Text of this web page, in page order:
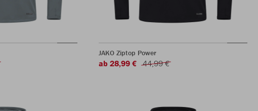
JAKO Ziptop Power
ab 28,99 € 44,99 €